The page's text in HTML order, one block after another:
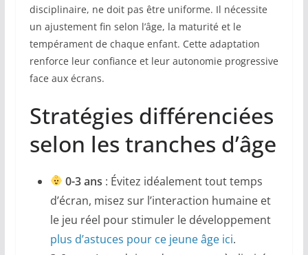
disciplinaire, ne doit pas être uniforme. Il nécessite
un ajustement fin selon l’âge, la maturité et le
tempérament de chaque enfant. Cette adaptation
renforce leur confiance et leur autonomie progressive
face aux écrans.
Stratégies différenciées
selon les tranches d’âge
0-3 ans : Évitez idéalement tout temps
d’écran, misez sur l’interaction humaine et
le jeu réel pour stimuler le développement
plus d’astuces pour ce jeune âge ici.